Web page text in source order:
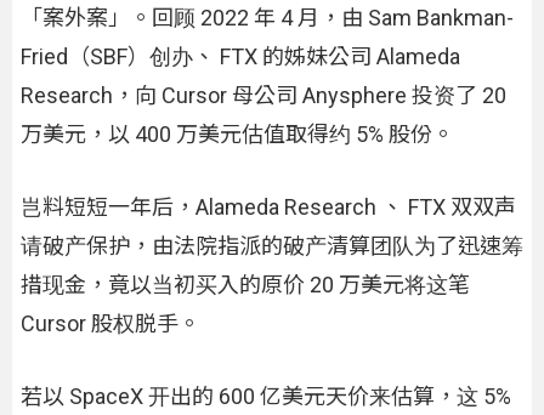
「案外案」。回顾 2022 年 4 月，由 Sam Bankman-
Fried（SBF）创办、 FTX 的姊妹公司 Alameda
Research，向 Cursor 母公司 Anysphere 投资了 20
万美元，以 400 万美元估值取得约 5% 股份。
岂料短短一年后，Alameda Research 、 FTX 双双声
请破产保护，由法院指派的破产清算团队为了迅速筹
措现金，竟以当初买入的原价 20 万美元将这笔
Cursor 股权脱手。
若以 SpaceX 开出的 600 亿美元天价来估算，这 5%